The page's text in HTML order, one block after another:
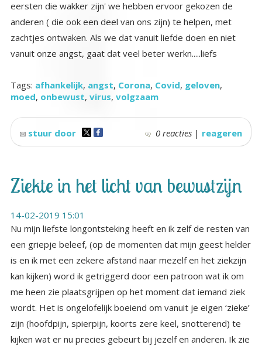
vanuit onze angst, gaat dat veel beter werkn.....liefs
Tags: afhankelijk, angst, Corona, Covid, geloven,
moed, onbewust, virus, volgzaam
0 reacties | reageren
stuur door
Ziekte in het licht van bewustzijn
14-02-2019 15:01
Nu mijn liefste longontsteking heeft en ik zelf de resten van
een griepje beleef, (op de momenten dat mijn geest helder
is en ik met een zekere afstand naar mezelf en het ziekzijn
kan kijken) word ik getriggerd door een patroon wat ik om
me heen zie plaatsgrijpen op het moment dat iemand ziek
wordt. Het is ongelofelijk boeiend om vanuit je eigen ‘zieke’
zijn (hoofdpijn, spierpijn, koorts zere keel, snotterend) te
kijken wat er nu precies gebeurt bij jezelf en anderen. Ik zie
het onderwerp ‘ziekte versus gezondheid’ op veel manier
langskomen op de verschillende sociale media. Het is een
thema wat veel mensen direct of indirect bezighoudt.
Mensen om je heen worden ziek en jij hebt ermee te